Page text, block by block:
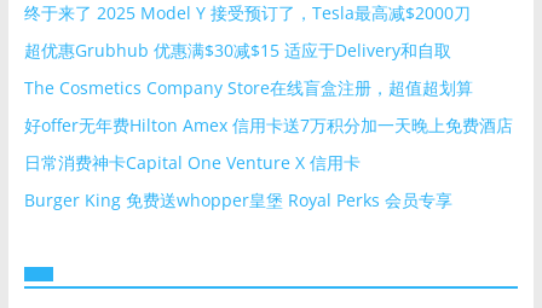
终于来了 2025 Model Y 接受预订了，Tesla最高减$2000刀
超优惠Grubhub 优惠满$30减$15 适应于Delivery和自取
The Cosmetics Company Store在线盲盒注册，超值超划算
好offer无年费Hilton Amex 信用卡送7万积分加一天晚上免费酒店
日常消费神卡Capital One Venture X 信用卡
Burger King 免费送whopper皇堡 Royal Perks 会员专享